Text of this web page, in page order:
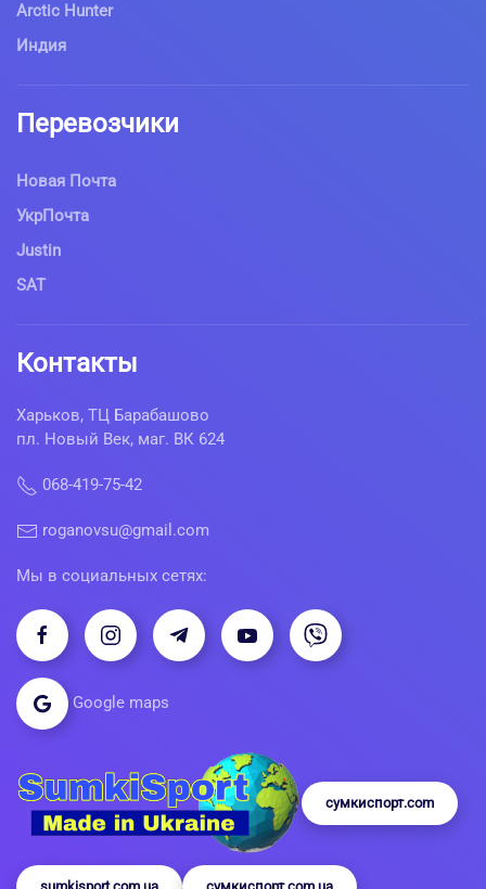
Arctic Hunter
Индия
Перевозчики
Новая Почта
УкрПочта
Justin
SAT
Контакты
Харьков, ТЦ Барабашово
пл. Новый Век, маг. ВК 624
068-419-75-42
roganovsu@gmail.com
Мы в социальных сетях:
Google maps
сумкиспорт.com